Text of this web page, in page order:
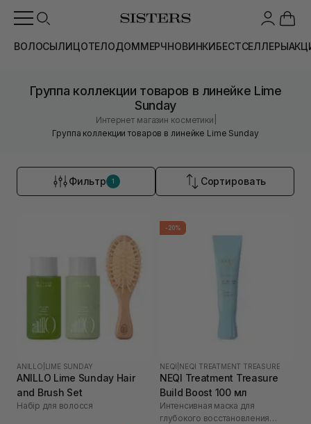
ВОЛОСЫЛИЦОТЕЛОДОММЕРЧНОВИНКИБЕСТСЕЛЛЕРЫ
Группа коллекции товаров в линейке Lime
Sunday
Интернет магазин косметики
Группа коллекции товаров в линейке Lime Sunday
Фильтр 1 Сортировать
ANILLO LIME SUNDAY
ANILLO Lime Sunday Hair
and Brush Set
Набір для волосся
-20%
NEQI NEQI TREATMENT TREASURE
NEQI Treatment Treasure
Build Boost 100 мл
Интенсивная маска для
глубокого восстановления